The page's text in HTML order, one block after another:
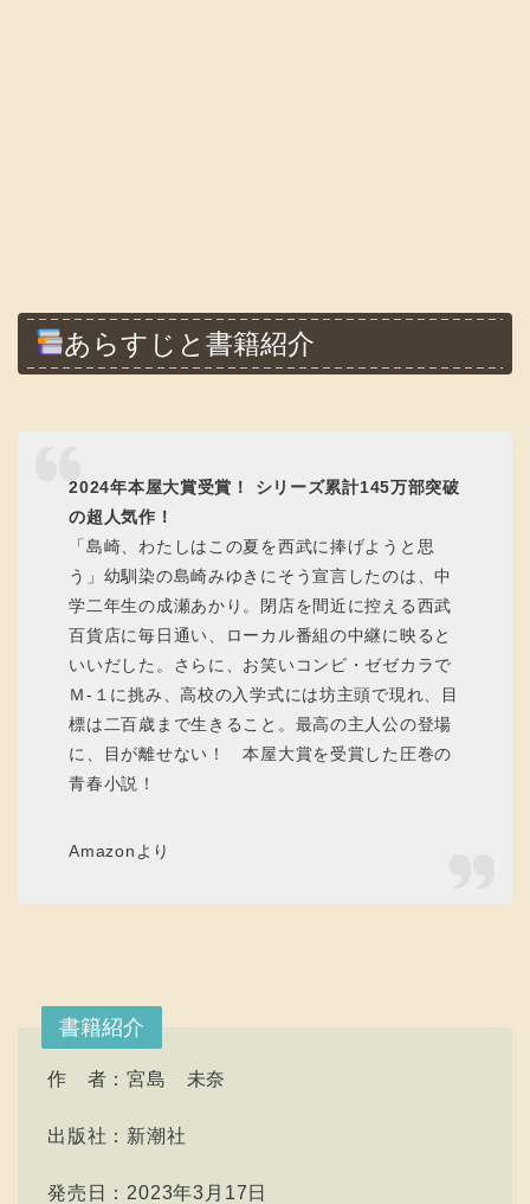
あらすじと書籍紹介
2024年本屋大賞受賞！ シリーズ累計145万部突破
の超人気作！
「島崎、わたしはこの夏を西武に捧げようと思
う」幼馴染の島崎みゆきにそう宣言したのは、中
学二年生の成瀬あかり。閉店を間近に控える西武
百貨店に毎日通い、ローカル番組の中継に映ると
いいだした。さらに、お笑いコンビ・ゼゼカラで
Ｍ-１に挑み、高校の入学式には坊主頭で現れ、目
標は二百歳まで生きること。最高の主人公の登場
に、目が離せない！ 本屋大賞を受賞した圧巻の
青春小説！
Amazonより
書籍紹介
作 者：宮島 未奈
出版社：新潮社
発売日：2023年3月17日